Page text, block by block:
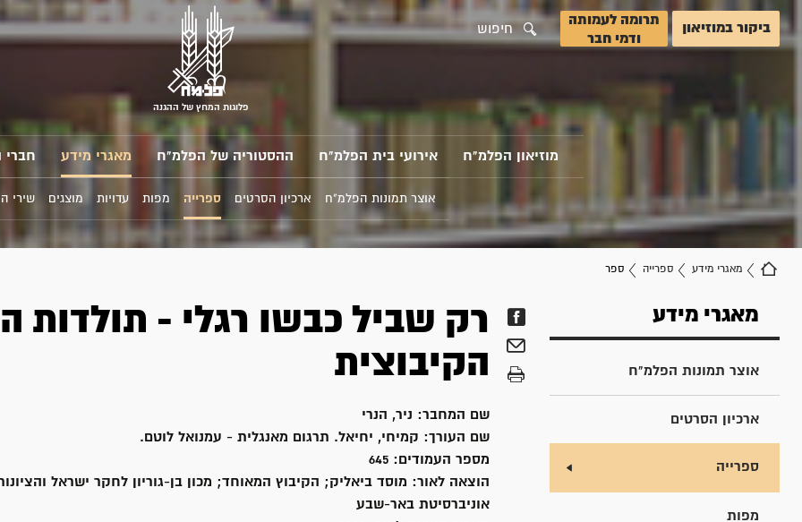
ביקור במוזיאון
תרומה לעמותה
ודמי חבר
חיפוש
פלוגות המחץ של ההגנה
מוזיאון הפלמ"ח אירועי בית הפלמ"ח ההסטוריה של הפלמ"ח מאגרי מידע חברי
אוצר תמונות הפלמ"ח ארכיון הסרטים ספרייה מפות עדויות מוצגים שירי
מאגרי מידע ספרייה ספר
מאגרי מידע
אוצר תמונות הפלמ"ח
ארכיון הסרטים
ספרייה
מפות
רק שביל כבשו רגלי - תולדות
הקיבוצית
שם המחבר: ניר, הנרי
שם העורך: קמיחי, יחיאל. תרגום מאנגלית - עמנואל לוטם.
מספר העמודים: 645
הוצאה לאור: מוסד ביאליק; הקיבוץ המאוחד; מכון בן-גוריון לחקר ישראל
אוניברסיטת באר-שבע